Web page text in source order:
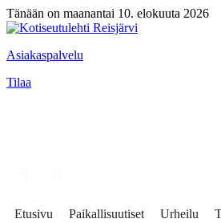
Tänään on maanantai 10. elokuuta 2026
Asiakaspalvelu
Tilaa
Etusivu Paikallisuutiset Urheilu